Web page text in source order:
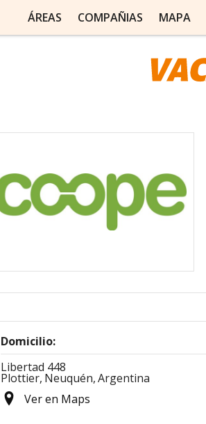
ÁREAS COMPAÑIAS MAPA
Domicilio:
Libertad 448
Plottier, Neuquén,Argentina
Ver en Maps